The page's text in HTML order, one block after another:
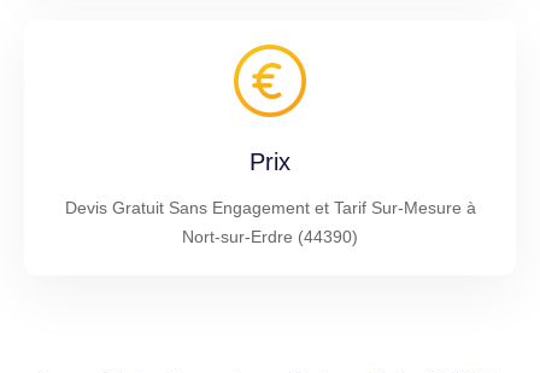
Prix
Devis Gratuit Sans Engagement et Tarif Sur-Mesure à
Nort-sur-Erdre (44390)